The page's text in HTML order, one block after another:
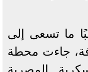
ما تسعى إلى
جاءت محطة
المصرية